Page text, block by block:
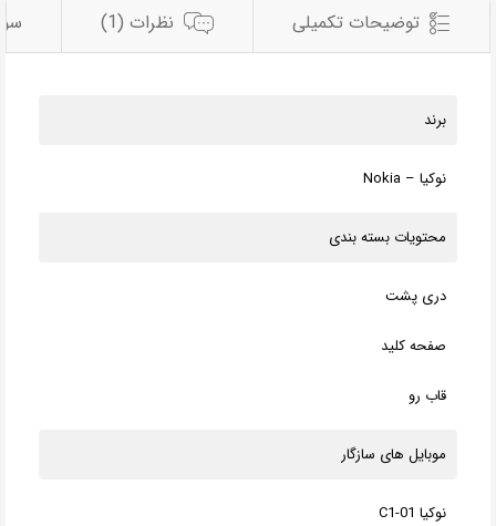
توضیحات تکمیلی نظرات (1)
برند
نوکیا – Nokia
محتویات بسته بندی
دری پشت
صفحه کلید
قاب رو
موبایل های سازگار
نوکیا C1-01